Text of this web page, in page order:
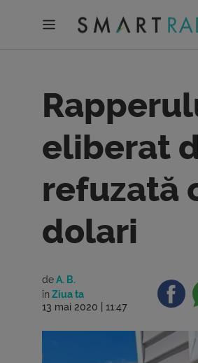
eliberat
refuzată
dolari
deA. B.
în Ziua ta
13 mai 2020 | 11:47